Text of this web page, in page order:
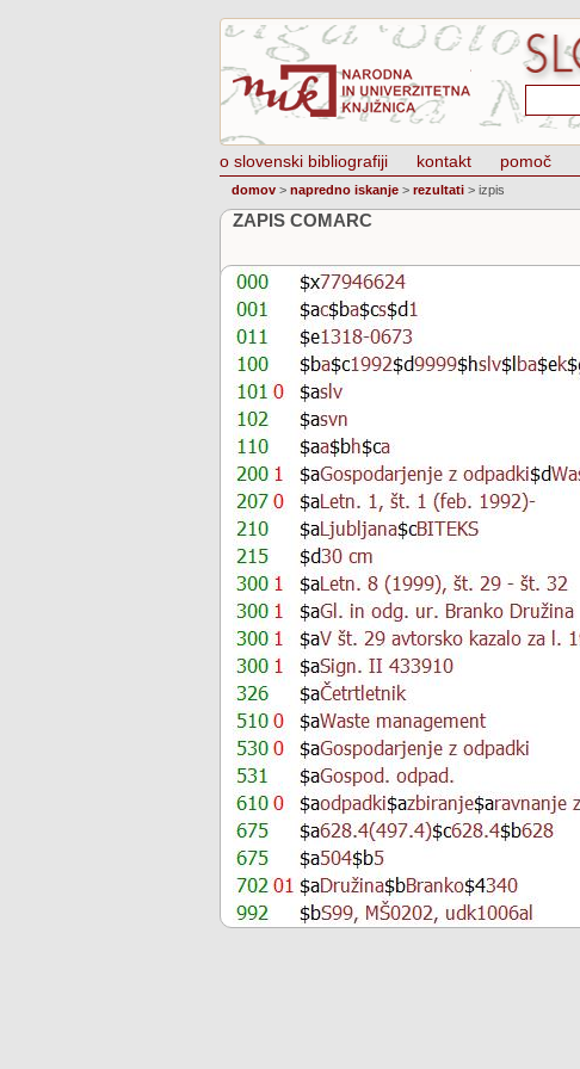
o slovenski bibliografiji kontakt pomoč
domov > napredno iskanje > rezultati > izpis
ZAPIS COMARC